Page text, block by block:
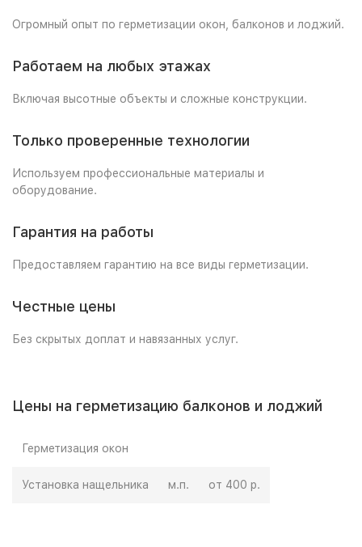
Огромный опыт по герметизации окон, балконов и лоджий.
Работаем на любых этажах
Включая высотные объекты и сложные конструкции.
Только проверенные технологии
Используем профессиональные материалы и
оборудование.
Гарантия на работы
Предоставляем гарантию на все виды герметизации.
Честные цены
Без скрытых доплат и навязанных услуг.
Цены на герметизацию балконов и лоджий
Герметизация окон
Установка нащельника м.п. от 400 р.